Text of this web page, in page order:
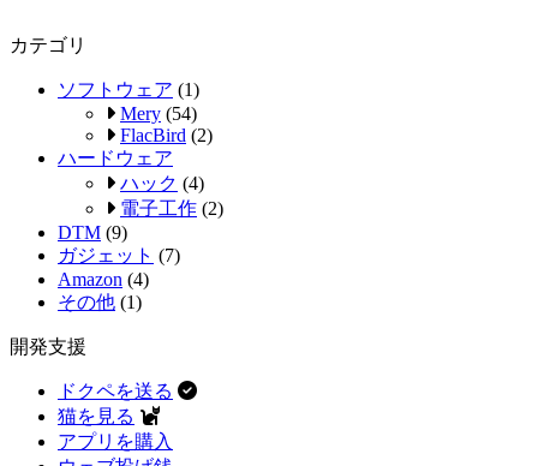
カテゴリ
ソフトウェア (1)
Mery (54)
FlacBird (2)
ハードウェア
ハック (4)
電子工作 (2)
DTM (9)
ガジェット (7)
Amazon (4)
その他 (1)
開発支援
ドクペを送る
猫を見る
アプリを購入